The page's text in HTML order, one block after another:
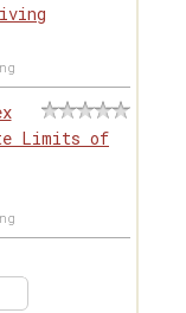
Limits of